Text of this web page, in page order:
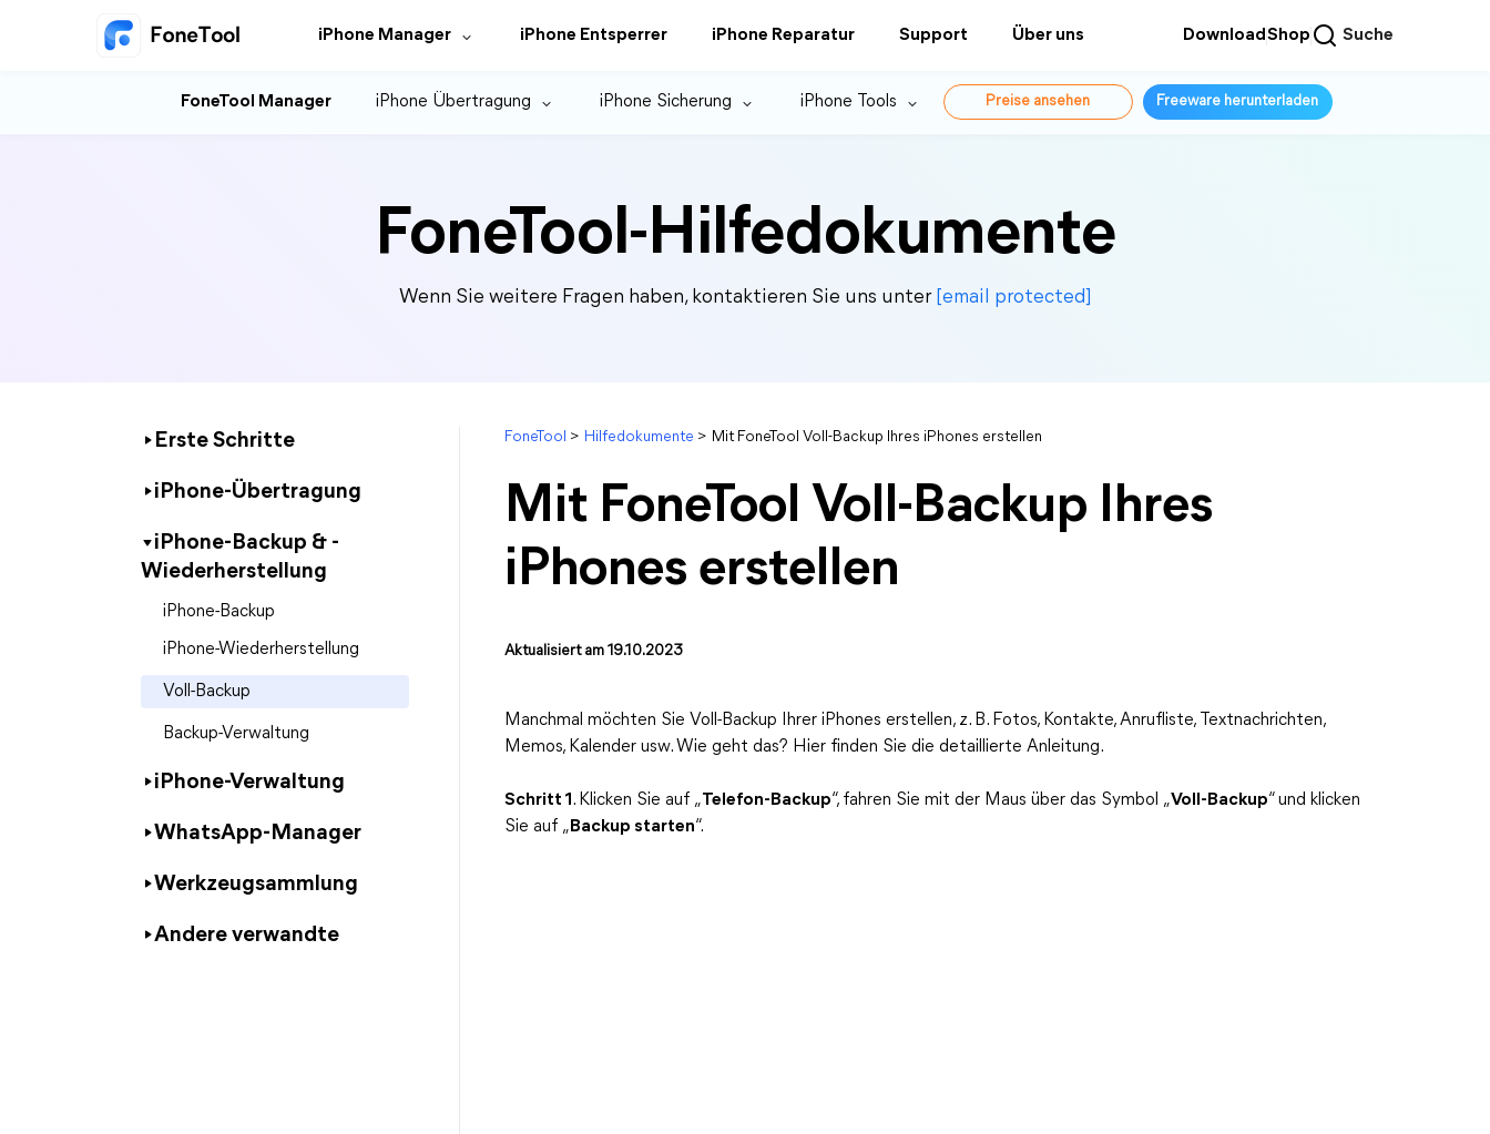
iPhone Manager iPhone Entsperrer iPhone Reparatur Support Über uns DownloadShop Suche
FoneTool Manager iPhone Übertragung iPhone Sicherung iPhone Tools Preise ansehen Freeware herunterladen
FoneTool-Hilfedokumente
Wenn Sie weitere Fragen haben, kontaktieren Sie uns unter [email protected]
Erste Schritte
iPhone-Übertragung
iPhone-Backup & -
Wiederherstellung
iPhone-Backup
iPhone-Wiederherstellung
Voll-Backup
Backup-Verwaltung
iPhone-Verwaltung
WhatsApp-Manager
Werkzeugsammlung
Andere verwandte
FoneTool > Hilfedokumente > Mit FoneTool Voll-Backup Ihres iPhones erstellen
Mit FoneTool Voll-Backup Ihres
iPhones erstellen
Aktualisiert am 19.10.2023
Manchmal möchten Sie Voll-Backup Ihrer iPhones erstellen, z. B. Fotos, Kontakte, Anrufliste, Textnachrichten,
Memos, Kalender usw. Wie geht das? Hier finden Sie die detaillierte Anleitung.
Schritt 1 . Klicken Sie auf „Telefon-Backup“, fahren Sie mit der Maus über das Symbol „Voll-Backup“ und klicken
Sie auf „ Backup starten“.